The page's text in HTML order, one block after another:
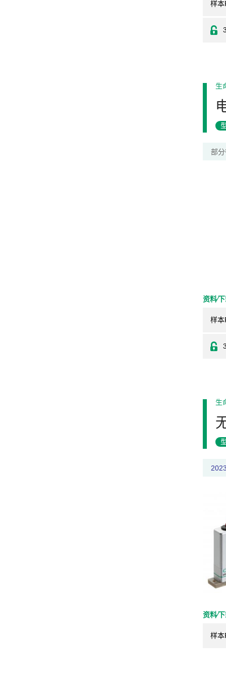
样本
生
部
资料⁄
样本
生
资料⁄
样本